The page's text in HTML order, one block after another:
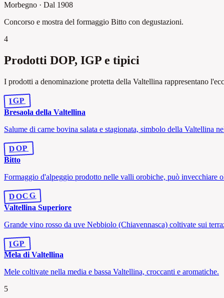
Morbegno · Dal 1908
Concorso e mostra del formaggio Bitto con degustazioni.
4
Prodotti DOP, IGP e tipici
I prodotti a denominazione protetta della Valtellina rappresentano
IGP
Bresaola della Valtellina
Salume di carne bovina salata e stagionata, simbolo della Valtellina
DOP
Bitto
Formaggio d'alpeggio prodotto nelle valli orobiche, può invecchiare
DOCG
Valtellina Superiore
Grande vino rosso da uve Nebbiolo (Chiavennasca) coltivate sui
IGP
Mela di Valtellina
Mele coltivate nella media e bassa Valtellina, croccanti e aromatiche.
5